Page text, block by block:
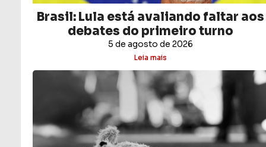
Brasil: Lula está avaliando faltar aos
debates do primeiro turno
5 de agosto de 2026
Leia mais